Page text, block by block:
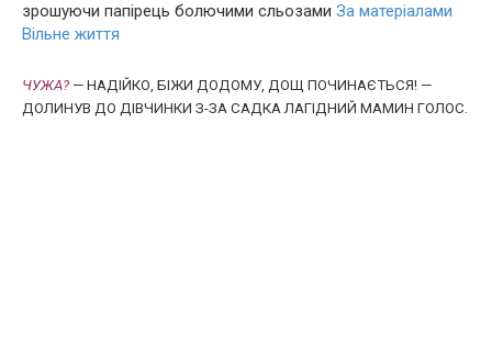
зрошуючи папірець бoлючими сльозами За матеріалами
Вільне життя
ЧУЖА? — НАДІЙКО, БІЖИ ДОДОМУ, ДОЩ ПОЧИНАЄТЬСЯ! —
ДОЛИНУВ ДО ДІВЧИНКИ З-ЗА САДКА ЛАГІДНИЙ МАМИН ГОЛОС.